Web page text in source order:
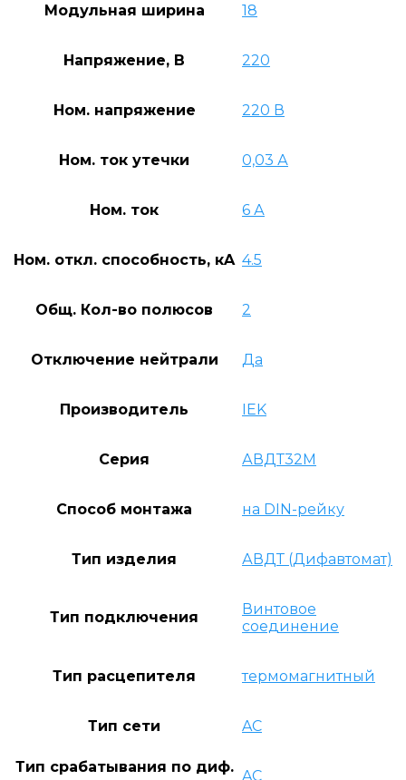
Модульная ширина 18
Напряжение, В 220
Ном. напряжение 220 В
Ном. ток утечки 0,03 А
Ном. ток 6 А
Ном. откл. способность, кA 4.5
Общ. Кол-во полюсов 2
Отключение нейтрали Да
Производитель IEK
Серия АВДТ32М
Способ монтажа на DIN-рейку
Тип изделия АВДТ (Дифавтомат)
Тип подключения
Винтовое
соединение
Тип расцепителя термомагнитный
Тип сети AC
Тип срабатывания по диф.
AC